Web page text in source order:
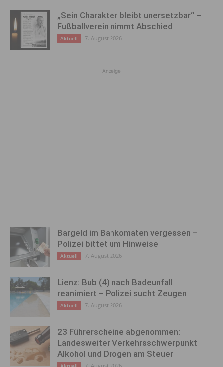
„Sein Charakter bleibt unersetzbar“ –
Fußballverein nimmt Abschied
Aktuell 7. August 2026
Anzeige
Bargeld im Bankomaten vergessen –
Polizei bittet um Hinweise
Aktuell 7. August 2026
Lienz: Bub (4) nach Badeunfall
reanimiert – Polizei sucht Zeugen
Aktuell 7. August 2026
23 Führerscheine abgenommen:
Landesweiter Verkehrsschwerpunkt
Alkohol und Drogen am Steuer
Aktuell 7. August 2026